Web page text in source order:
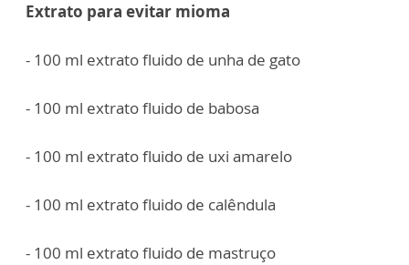
Extrato para evitar mioma
- 100 ml extrato fluido de unha de gato
- 100 ml extrato fluido de babosa
- 100 ml extrato fluido de uxi amarelo
- 100 ml extrato fluido de calêndula
- 100 ml extrato fluido de mastruço